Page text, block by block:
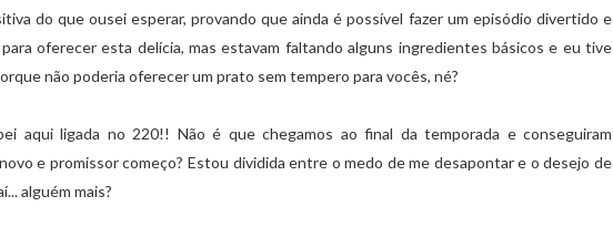
do que ousei esperar, provando que ainda é possível fazer um episódio divertido e
oferecer esta delícia, mas estavam faltando alguns ingredientes básicos e eu tive
não poderia oferecer um prato sem tempero para vocês, né?
aqui ligada no 220!! Não é que chegamos ao final da temporada e conseguiram
e promissor começo? Estou dividida entre o medo de me desapontar e o desejo de
alguém mais?